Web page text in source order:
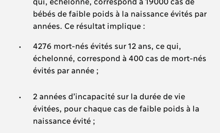
bébés de faible poids à la naissance évités par
années. Ce résultat implique :
4276 mort-nés évités sur 12 ans, ce qui,
échelonné, correspond à 400 cas de mort-nés
évités par année ;
2 années d’incapacité sur la durée de vie
évitées, pour chaque cas de faible poids à la
naissance évité ;